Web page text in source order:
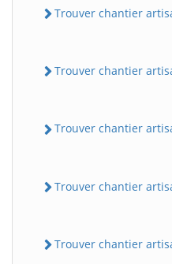
Trouver chantier
Trouver chantier
Trouver chantier
Trouver chantier
Trouver chantier